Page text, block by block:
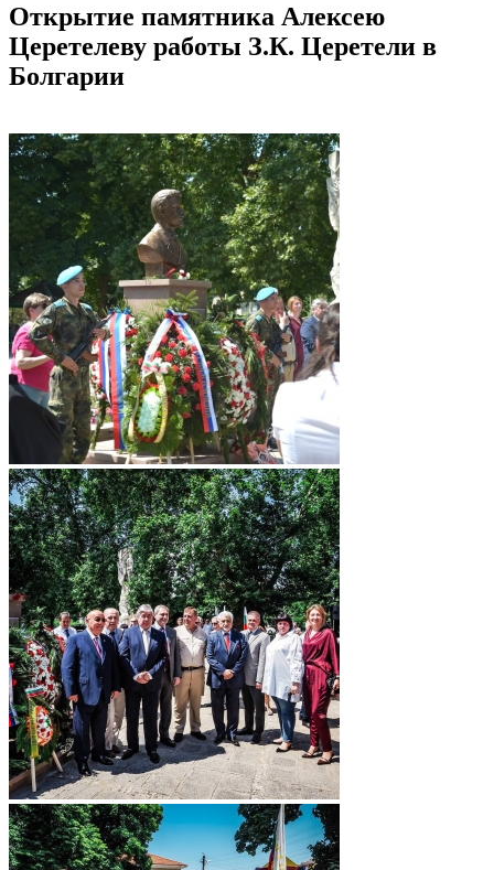
Открытие памятника Алексею
Церетелеву работы З.К. Церетели в
Болгарии